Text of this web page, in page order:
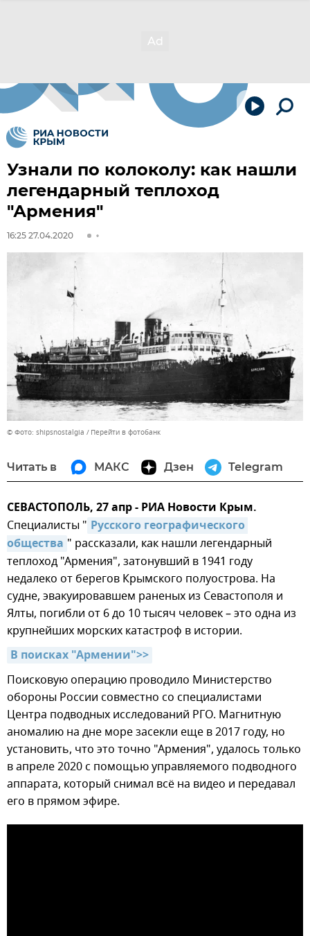
Узнали по колоколу: как нашли
легендарный теплоход
"Армения"
16:25 27.04.2020
© Фото: shipsnostalgia Перейти в фотобанк
Читать в МАКС Дзен Telegram
СЕВАСТОПОЛЬ, 27 апр - РИА Новости Крым.
Специалисты " Русского географического
общества " рассказали, как нашли легендарный
теплоход "Армения", затонувший в 1941 году
недалеко от берегов Крымского полуострова. На
судне, эвакуировавшем раненых из Севастополя и
Ялты, погибли от 6 до 10 тысяч человек – это одна из
крупнейших морских катастроф в истории.
В поисках "Армении">>
Поисковую операцию проводило Министерство
обороны России совместно со специалистами
Центра подводных исследований РГО. Магнитную
аномалию на дне море засекли еще в 2017 году, но
установить, что это точно "Армения", удалось только
в апреле 2020 с помощью управляемого подводного
аппарата, который снимал всё на видео и передавал
его в прямом эфире.